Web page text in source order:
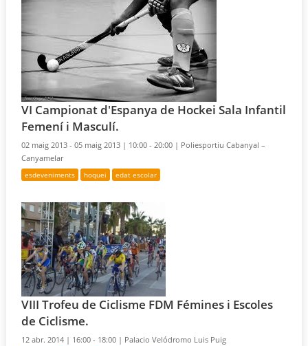
VI Campionat d'Espanya de Hockei Sala Infantil
Femení i Masculí.
02 maig 2013 - 05 maig 2013 | 10:00 - 20:00 | Poliesportiu Cabanyal –
Canyamelar
esdeveniments hoquei edat escolar
VIII Trofeu de Ciclisme FDM Fémines i Escoles
de Ciclisme.
12 abr. 2014 | 16:00 - 18:00 | Palacio Velódromo Luis Puig